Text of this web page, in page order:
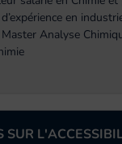
en
Master Analyse
SUR